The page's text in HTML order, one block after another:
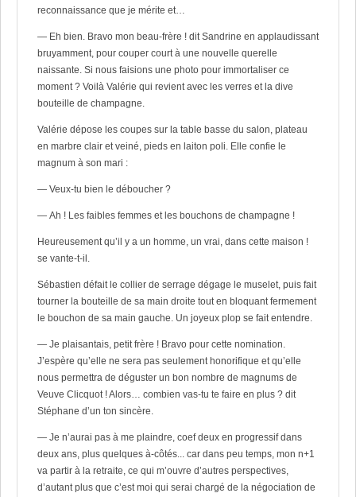
reconnaissance que je mérite et…
— Eh bien. Bravo mon beau-frère ! dit Sandrine en applaudissant
bruyamment, pour couper court à une nouvelle querelle
naissante. Si nous faisions une photo pour immortaliser ce
moment ? Voilà Valérie qui revient avec les verres et la dive
bouteille de champagne.
Valérie dépose les coupes sur la table basse du salon, plateau
en marbre clair et veiné, pieds en laiton poli. Elle confie le
magnum à son mari :
— Veux-tu bien le déboucher ?
— Ah ! Les faibles femmes et les bouchons de champagne !
Heureusement qu’il y a un homme, un vrai, dans cette maison !
se vante-t-il.
Sébastien défait le collier de serrage dégage le muselet, puis fait
tourner la bouteille de sa main droite tout en bloquant fermement
le bouchon de sa main gauche. Un joyeux plop se fait entendre.
— Je plaisantais, petit frère ! Bravo pour cette nomination.
J’espère qu’elle ne sera pas seulement honorifique et qu’elle
nous permettra de déguster un bon nombre de magnums de
Veuve Clicquot ! Alors… combien vas-tu te faire en plus ? dit
Stéphane d’un ton sincère.
— Je n’aurai pas à me plaindre, coef deux en progressif dans
deux ans, plus quelques à-côtés... car dans peu temps, mon n+1
va partir à la retraite, ce qui m’ouvre d’autres perspectives,
d’autant plus que c’est moi qui serai chargé de la négociation de